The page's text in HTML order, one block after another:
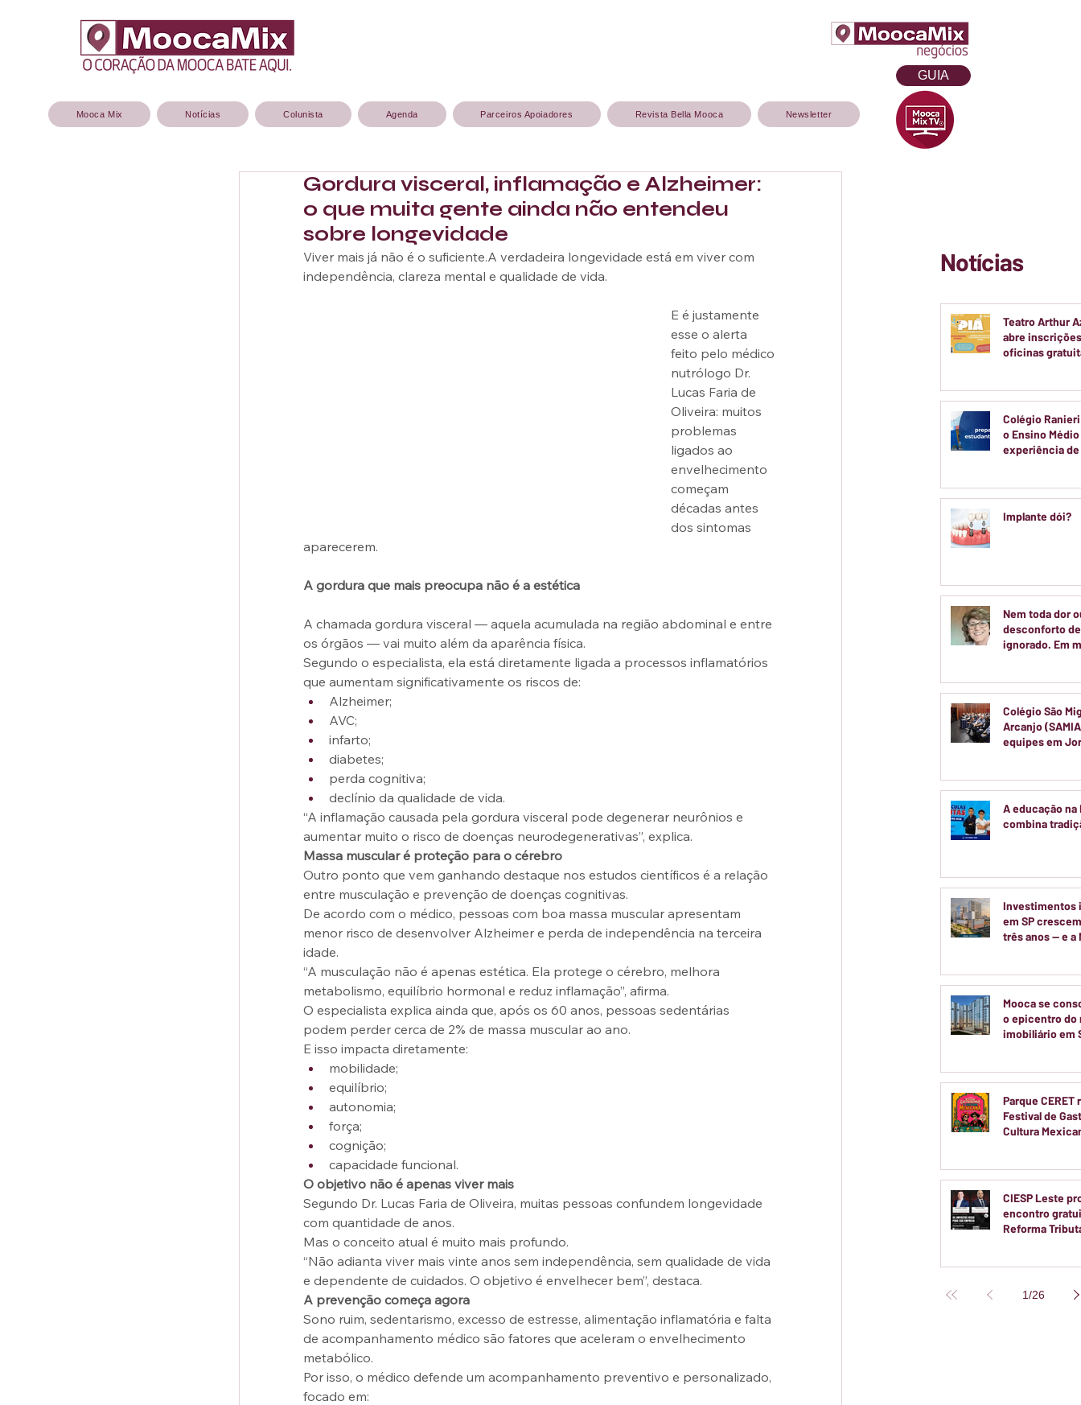
GUIA
Mooca Mix Notícias Colunista Agenda Parceiros Apoiadores Revista Bella Mooca Newsletter
Gordura visceral, inflamação e Alzheimer:
o que muita gente ainda não entendeu
sobre longevidade
Viver mais já não é o suficiente.A verdadeira longevidade está em viver com
independência, clareza mental e qualidade de vida.
E é justamente
esse o alerta
feito pelo médico
nutrólogo Dr.
Lucas Faria de
Oliveira: muitos
problemas
ligados ao
envelhecimento
começam
décadas antes
dos sintomas
aparecerem.
A gordura que mais preocupa não é a estética
A chamada gordura visceral — aquela acumulada na região abdominal e entre
os órgãos — vai muito além da aparência física.
Segundo o especialista, ela está diretamente ligada a processos inflamatórios
que aumentam significativamente os riscos de:
Alzheimer;
AVC;
infarto;
diabetes;
perda cognitiva;
declínio da qualidade de vida.
“A inflamação causada pela gordura visceral pode degenerar neurônios e
aumentar muito o risco de doenças neurodegenerativas”, explica.
Massa muscular é proteção para o cérebro
Outro ponto que vem ganhando destaque nos estudos científicos é a relação
entre musculação e prevenção de doenças cognitivas.
De acordo com o médico, pessoas com boa massa muscular apresentam
menor risco de desenvolver Alzheimer e perda de independência na terceira
idade.
“A musculação não é apenas estética. Ela protege o cérebro, melhora
metabolismo, equilíbrio hormonal e reduz inflamação”, afirma.
O especialista explica ainda que, após os 60 anos, pessoas sedentárias
podem perder cerca de 2% de massa muscular ao ano.
E isso impacta diretamente:
mobilidade;
equilíbrio;
autonomia;
força;
cognição;
capacidade funcional.
O objetivo não é apenas viver mais
Segundo Dr. Lucas Faria de Oliveira, muitas pessoas confundem longevidade
com quantidade de anos.
Mas o conceito atual é muito mais profundo.
“Não adianta viver mais vinte anos sem independência, sem qualidade de vida
e dependente de cuidados. O objetivo é envelhecer bem”, destaca.
A prevenção começa agora
Sono ruim, sedentarismo, excesso de estresse, alimentação inflamatória e falta
de acompanhamento médico são fatores que aceleram o envelhecimento
metabólico.
Por isso, o médico defende um acompanhamento preventivo e personalizado,
focado em:
Notícias
Teatro Arthur
abre
oficinas
Colégio
o Ensino
experiência
Implante dói?
Nem toda dor
desconforto
ignorado. Em
passo para
saúde.
Colégio São
Arcanjo
equipes em
A educação na
combina
Investimentos
em SP
três anos — e a
Mooca se
o epicentro do
imobiliário em
Parque CERET
Festival de
Cultura
CIESP Leste
encontro
Reforma
1/26